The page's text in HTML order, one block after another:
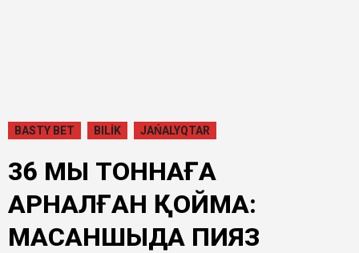
BASTY BET BILİK JAŃALYQTAR
36 МЫҢ ТОННАҒА
АРНАЛҒАН ҚОЙМА:
МАСАНШЫДА ПИЯЗ